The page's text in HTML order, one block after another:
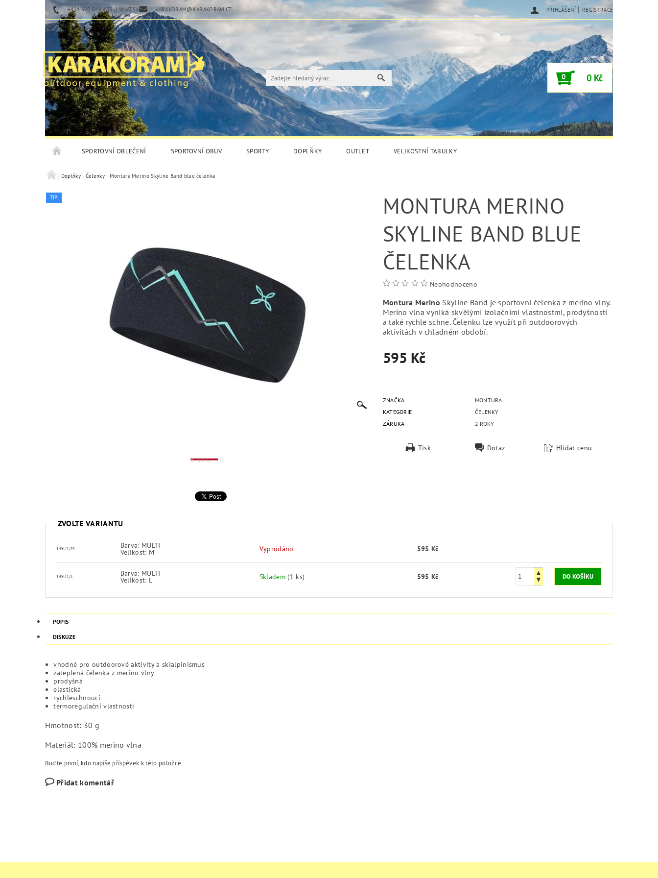
+421 907 849 453 (I WHATSAPP) KARAKORAM@KARAKORAM.CZ PŘIHLÁŠENÍ | REGISTRACE
0 0 Kč
SPORTOVNÍ OBLEČENÍ SPORTOVNÍ OBUV SPORTY DOPLŇKY OUTLET VELIKOSTNÍ TABULKY
Doplňky Čelenky Montura Merino Skyline Band blue čelenka
TIP
MONTURA MERINO
SKYLINE BAND BLUE
ČELENKA
Neohodnoceno
Montura Merino Skyline Band je sportovní čelenka z merino vlny.
Merino vlna vyniká skvělými izolačními vlastnostmi, prodyšností
a také rychle schne. Čelenku lze využít při outdoorových
aktivitách v chladném období.
595 Kč
ZNAČKA
MONTURA
KATEGORIE
ČELENKY
ZÁRUKA
2 ROKY
Tisk Dotaz Hlídat cenu
ZVOLTE VARIANTU
14921/M Barva: MULTI
Velikost: M Vyprodáno 595 Kč
14921/L Barva: MULTI
Velikost: L Skladem(1 ks) 595 Kč
POPIS
DISKUZE
vhodné pro outdoorové aktivity a skialpinismus
zateplená čelenka z merino vlny
prodyšná
elastická
rychleschnoucí
termoregulační vlastnosti
Hmotnost: 30 g
Materiál: 100% merino vlna
Buďte první, kdo napíše příspěvek k této položce.
Přidat komentář